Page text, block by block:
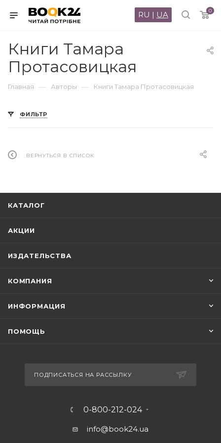
0
RU | UA
Книги Тамара
Протасовицкая
Главная — Авторы — Книги Тамара Протасовицкая
ФИЛЬТР
ВЕРНУТЬСЯ В СПИСОК
КАТАЛОГ
АКЦИИ
ИЗДАТЕЛЬСТВА
КОМПАНИЯ
ИНФОРМАЦИЯ
ПОМОЩЬ
ПОДПИСАТЬСЯ НА РАССЫЛКУ
0-800-212-024
info@book24.ua